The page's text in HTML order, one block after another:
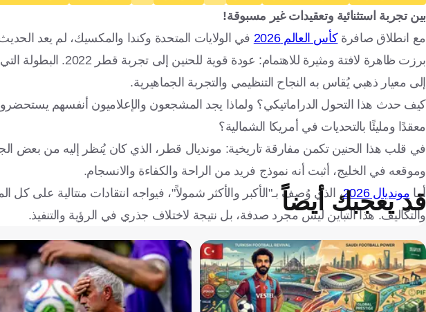
باراجواي
قطر سويسرا الولايات المتحدة
كرة قدم
بين تجربة استثنائية وتعقيدات غير مسبوقة!
مع انطلاق صافرةكأس العالم 2026
في الولايات المتحدة وكندا والمكسيك، لم يعد
برزت ظاهرة لافتة ومثيرة
إلى معيار ذهبي يُقاس به النجاح التنظيمي والتجربة الجماهيرية.
كيف حدث هذا التحول الدراماتيكي؟ ولماذا يجد المشجعون والإعلاميون أنفسهم يستحضرون
معقدًا ومليئًا بالتحديات في أمريكا الشمالية؟
في قلب هذا الحنين تكمن مفارقة تاريخية: مونديال قطر، الذي كان يُنظر إليه من بعض
وموقعه في الخليج، أثبت أنه نموذج فريد من الراحة والكفاءة والانسجام.
أما مونديال 2026
، الذي وُصف بـ"الأكبر والأكثر شمولاً"، فيواجه انتقادات متتالية على
والتكاليف. هذا التباين ليس مجرد صدفة، بل نتيجة لاختلاف جذري في الرؤية والتنفيذ.
قد يعجبك أيضاً